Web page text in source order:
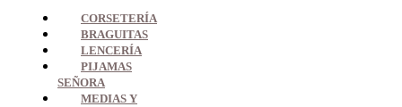
CORSETERÍA
BRAGUITAS
LENCERÍA
PIJAMAS
SEÑORA
MEDIAS Y